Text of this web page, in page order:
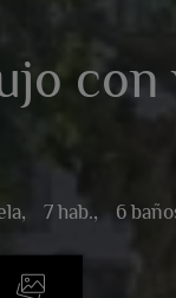
con
7 hab., 6